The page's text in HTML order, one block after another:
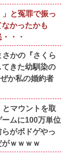
と冤罪で振っ
かったかも
・・
かの『さくら
きた幼馴染の
か私の婚約者
マウントを取
ムに100万単位
がボドゲやっ
ｗｗｗｗ